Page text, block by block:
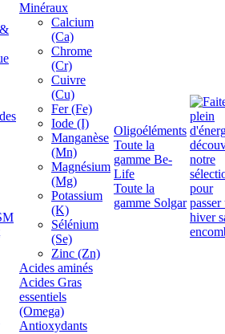
Minéraux
Calcium
(Ca)
Chrome
(Cr)
Cuivre
(Cu)
Fer (Fe)
Iode (I)
Manganèse
(Mn)
Magnésium
(Mg)
Potassium
(K)
Sélénium
(Se)
Zinc (Zn)
Acides aminés
Acides Gras
essentiels
(Omega)
Antioxydants
Oligoéléments
Toute la
gamme Be-
Life
Toute la
gamme Solgar